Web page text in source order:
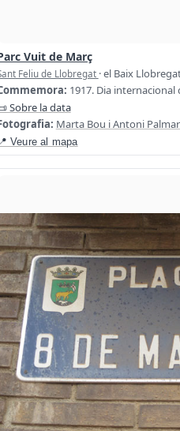
Vuit de Març
Feliu de Llobregat · el Baix
1917. Dia
Sobre la data
Marta Bou i Antoni
Veure al mapa